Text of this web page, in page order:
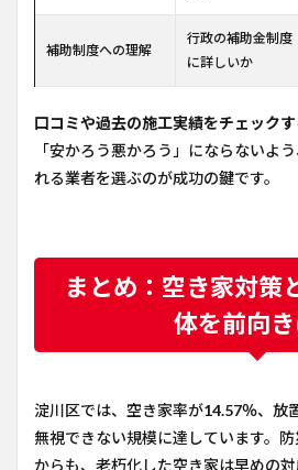
補助制度への理解
行政の補助金制度
に詳しいか
口コミや過去の施工実績をチェックす
「安かろう悪かろう」にならないよ
れる業者を選ぶのが成功の鍵です。
まとめ：空き家対策
体を前向
淀川区では、空き家率が14.57％、放
無視できない規模に達しています。
からも、老朽化した空き家は早めの対